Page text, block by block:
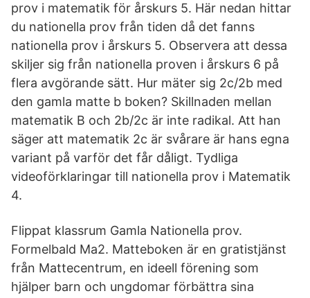
prov i matematik för årskurs 5. Här nedan hittar
du nationella prov från tiden då det fanns
nationella prov i årskurs 5. Observera att dessa
skiljer sig från nationella proven i årskurs 6 på
flera avgörande sätt. Hur mäter sig 2c/2b med
den gamla matte b boken? Skillnaden mellan
matematik B och 2b/2c är inte radikal. Att han
säger att matematik 2c är svårare är hans egna
variant på varför det får dåligt. Tydliga
videoförklaringar till nationella prov i Matematik
4.
Flippat klassrum Gamla Nationella prov.
Formelbald Ma2. Matteboken är en gratistjänst
från Mattecentrum, en ideell förening som
hjälper barn och ungdomar förbättra sina